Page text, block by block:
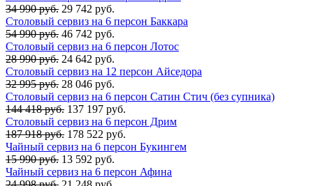
34 990 руб. 29 742 руб.
Столовый сервиз на 6 персон Баккара
54 990 руб. 46 742 руб.
Столовый сервиз на 6 персон Лотос
28 990 руб. 24 642 руб.
Столовый сервиз на 12 персон Айседора
32 995 руб. 28 046 руб.
Столовый сервиз на 6 персон Сатин Стич (без супника)
144 418 руб. 137 197 руб.
Столовый сервиз на 6 персон Дрим
187 918 руб. 178 522 руб.
Чайный сервиз на 6 персон Букингем
15 990 руб. 13 592 руб.
Чайный сервиз на 6 персон Афина